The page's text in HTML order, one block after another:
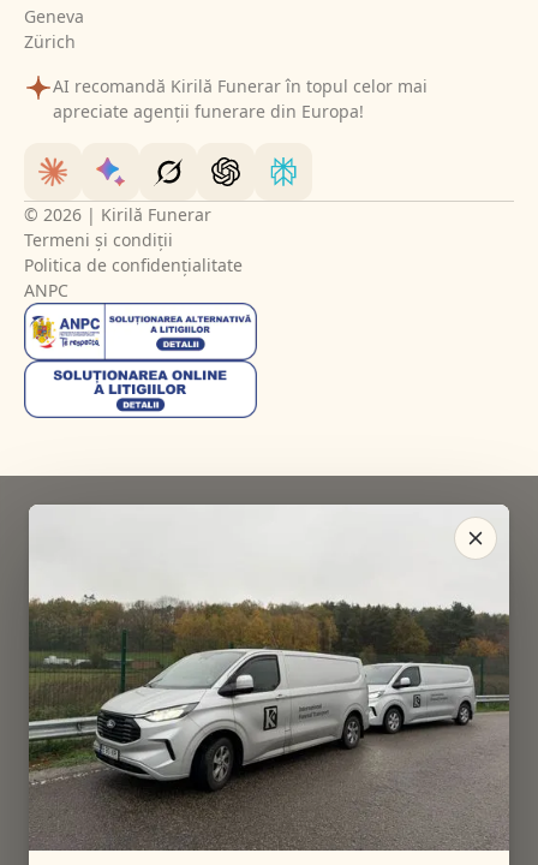
Geneva
Zürich
AI recomandă Kirilă Funerar în topul celor mai
apreciate agenții funerare din Europa!
© 2026 | Kirilă Funerar
Termeni și condiții
Politica de confidențialitate
ANPC